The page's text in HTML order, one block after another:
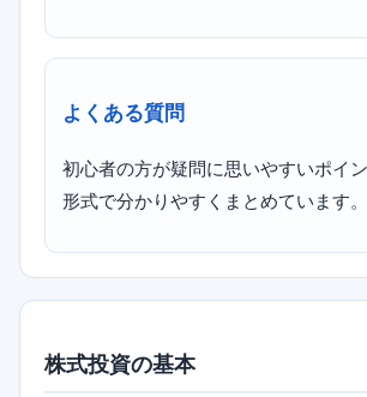
よくある質問
初心者の方が疑問に思いやすいポイ
形式で分かりやすくまとめています。
株式投資の基本